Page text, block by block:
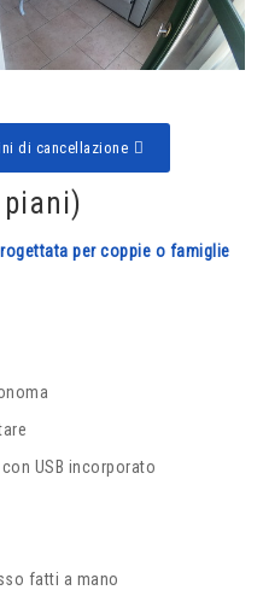
di cancellazione
per coppie o famiglie
USB incorporato
fatti a mano